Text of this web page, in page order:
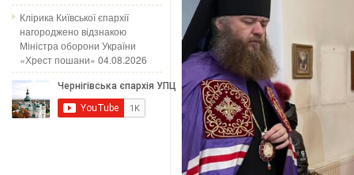
Клірика Київської єпархії
нагороджено відзнакою
Міністра оборони України
«Хрест пошани» 04.08.2026